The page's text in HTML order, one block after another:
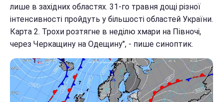
лише в західних областях. 31-го травня дощі різної
інтенсивності пройдуть у більшості областей України.
Карта 2. Трохи розтягне в неділю хмари на Півночі,
через Черкащину на Одещину", - пише синоптик.